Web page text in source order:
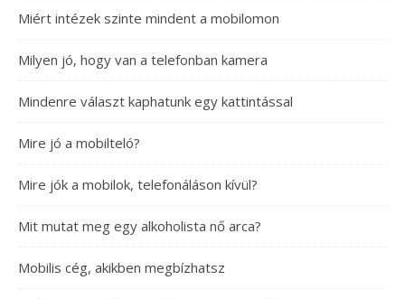
Miért intézek szinte mindent a mobilomon
Milyen jó, hogy van a telefonban kamera
Mindenre választ kaphatunk egy kattintással
Mire jó a mobilteló?
Mire jók a mobilok, telefonáláson kívül?
Mit mutat meg egy alkoholista nő arca?
Mobilis cég, akikben megbízhatsz